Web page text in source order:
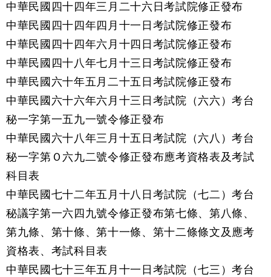
中華民國四十四年三月二十六日考試院修正發布
中華民國四十四年四月十一日考試院修正發布
中華民國四十四年六月十四日考試院修正發布
中華民國四十八年七月十三日考試院修正發布
中華民國六十年五月二十五日考試院修正發布
中華民國六十六年六月十三日考試院（六六）考台
秘一字第一五九一號令修正發布
中華民國六十八年三月十五日考試院（六八）考台
秘一字第Ｏ六九二號令修正發布應考資格表及考試
科目表
中華民國七十二年五月十八日考試院（七二）考台
秘議字第一六四九號令修正發布第七條、第八條、
第九條、第十條、第十一條、第十二條條文及應考
資格表、考試科目表
中華民國七十三年五月十一日考試院（七三）考台